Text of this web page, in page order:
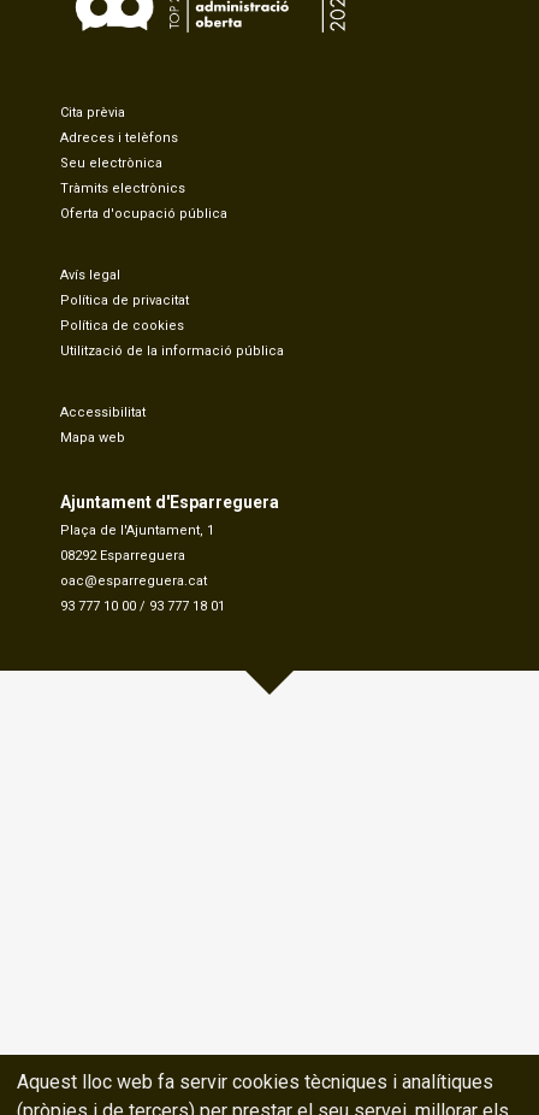
Cita prèvia
Adreces i telèfons
Seu electrònica
Tràmits electrònics
Oferta d'ocupació pública
Avís legal
Política de privacitat
Política de cookies
Utilització de la informació pública
Accessibilitat
Mapa web
Ajuntament d'Esparreguera
Plaça de l'Ajuntament, 1
08292 Esparreguera
oac@esparreguera.cat
93 777 10 00 / 93 777 18 01
Aquest lloc web fa servir cookies tècniques i analítiques